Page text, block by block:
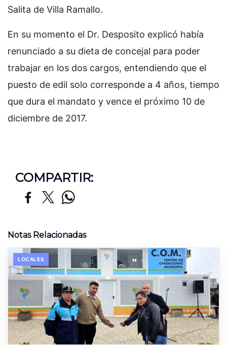
Salita de Villa Ramallo.
En su momento el Dr. Desposito explicó había
renunciado a su dieta de concejal para poder
trabajar en los dos cargos, entendiendo que el
puesto de edil solo corresponde a 4 años, tiempo
que dura el mandato y vence el próximo 10 de
diciembre de 2017.
COMPARTIR:
Notas Relacionadas
LOCALES